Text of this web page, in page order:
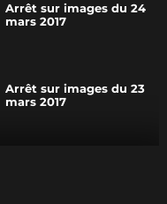
Arrêt sur images du 24
mars 2017
Arrêt sur images du 23
mars 2017